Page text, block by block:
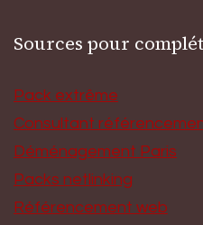
Sources pour
Pack extrême
Consultant
Déménagement Paris
Packs netlinking
Référencement web